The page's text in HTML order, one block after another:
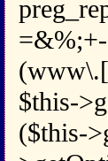
$this-
($this-